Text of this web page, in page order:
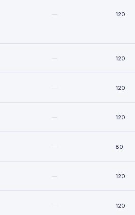
—
—
—
—
—
—
—
120
120
120
120
80
120
120